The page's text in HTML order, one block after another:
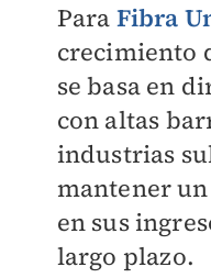
Para Fibra
crecimiento
se basa en
con altas
industrias
mantener
en sus
largo plazo.